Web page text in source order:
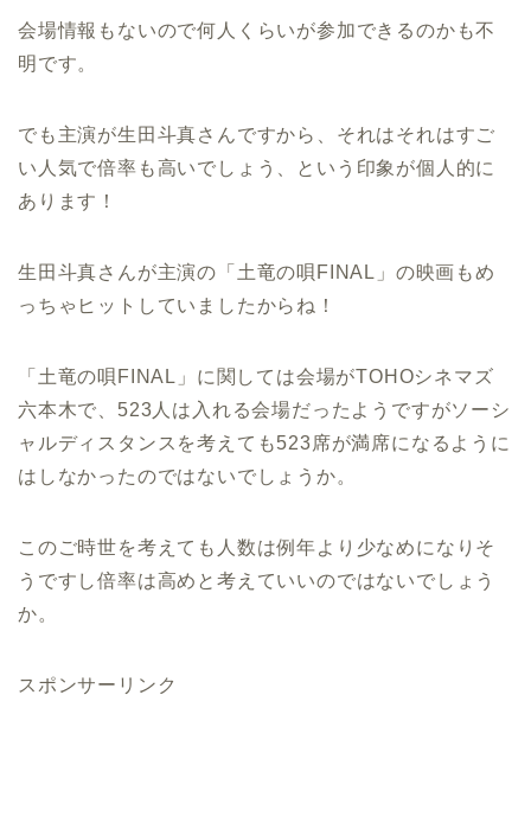
会場情報もないので何人くらいが参加できるのかも不
明です。
でも主演が生田斗真さんですから、それはそれはすご
い人気で倍率も高いでしょう、という印象が個人的に
あります！
生田斗真さんが主演の「土竜の唄FINAL」の映画もめ
っちゃヒットしていましたからね！
「土竜の唄FINAL」に関しては会場がTOHOシネマズ
六本木で、523人は入れる会場だったようですがソーシ
ャルディスタンスを考えても523席が満席になるように
はしなかったのではないでしょうか。
このご時世を考えても人数は例年より少なめになりそ
うですし倍率は高めと考えていいのではないでしょう
か。
スポンサーリンク